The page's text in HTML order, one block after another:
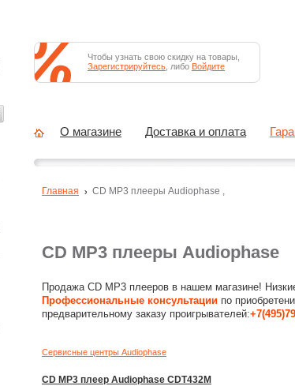
CD MP3 плееры Audiophase
Продажа CD MP3 плееров в нашем магазине!
Профессиональные консультации по
предварительному заказу проигрывателей:
Сервисные центры Audiophase
CD MP3 плеер Audiophase CDT432M
Главная CD MP3 плееры Audiophase ,
Чтобы узнать свою скидку на товары,
Зарегистрируйтесь , либо Войдите
О магазине Доставка и оплата